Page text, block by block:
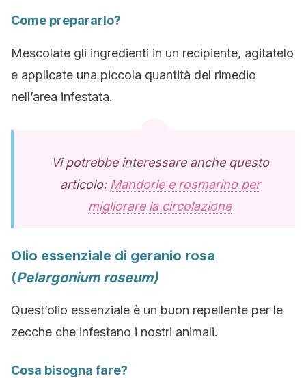
Come prepararlo?
Mescolate gli ingredienti in un recipiente, agitatelo
e applicate una piccola quantità del rimedio
nell’area infestata.
Vi potrebbe interessare anche questo
articolo: Mandorle e rosmarino per
migliorare la circolazione
Olio essenziale di geranio rosa
(Pelargonium roseum)
Quest’olio essenziale è un buon repellente per le
zecche che infestano i nostri animali.
Cosa bisogna fare?